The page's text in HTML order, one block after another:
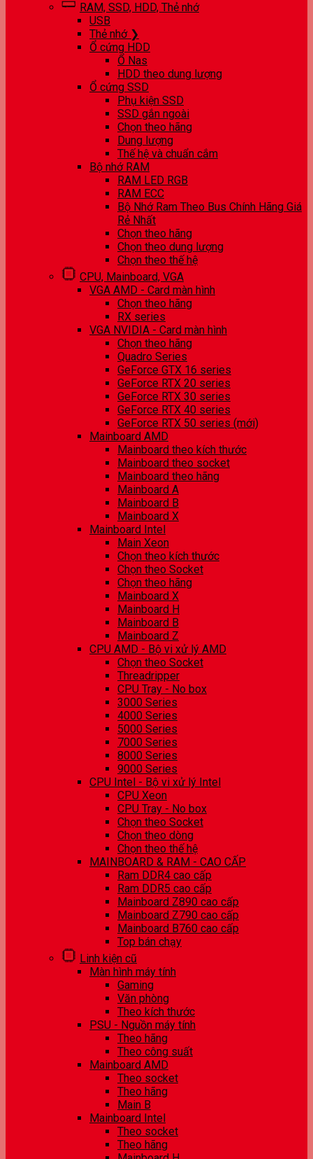
RAM, SSD, HDD, Thẻ nhớ
USB
Thẻ nhớ ❯
Ổ cứng HDD
Ổ Nas
HDD theo dung lượng
Ổ cứng SSD
Phụ kiện SSD
SSD gắn ngoài
Chọn theo hãng
Dung lượng
Thế hệ và chuẩn cắm
Bộ nhớ RAM
RAM LED RGB
RAM ECC
Bộ Nhớ Ram Theo Bus Chính Hãng Giá
Rẻ Nhất
Chọn theo hãng
Chọn theo dung lượng
Chọn theo thế hệ
CPU, Mainboard, VGA
VGA AMD - Card màn hình
Chọn theo hãng
RX series
VGA NVIDIA - Card màn hình
Chọn theo hãng
Quadro Series
GeForce GTX 16 series
GeForce RTX 20 series
GeForce RTX 30 series
GeForce RTX 40 series
GeForce RTX 50 series (mới)
Mainboard AMD
Mainboard theo kích thước
Mainboard theo socket
Mainboard theo hãng
Mainboard A
Mainboard B
Mainboard X
Mainboard Intel
Main Xeon
Chọn theo kích thước
Chọn theo Socket
Chọn theo hãng
Mainboard X
Mainboard H
Mainboard B
Mainboard Z
CPU AMD - Bộ vi xử lý AMD
Chọn theo Socket
Threadripper
CPU Tray - No box
3000 Series
4000 Series
5000 Series
7000 Series
8000 Series
9000 Series
CPU Intel - Bộ vi xử lý Intel
CPU Xeon
CPU Tray - No box
Chọn theo Socket
Chọn theo dòng
Chọn theo thế hệ
MAINBOARD & RAM - CAO CẤP
Ram DDR4 cao cấp
Ram DDR5 cao cấp
Mainboard Z890 cao cấp
Mainboard Z790 cao cấp
Mainboard B760 cao cấp
Top bán chạy
Linh kiện cũ
Màn hình máy tính
Gaming
Văn phòng
Theo kích thước
PSU - Nguồn máy tính
Theo hãng
Theo công suất
Mainboard AMD
Theo socket
Theo hãng
Main B
Mainboard Intel
Theo socket
Theo hãng